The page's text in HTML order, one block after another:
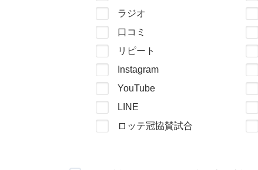
ラジオ
口コミ
リピート
Instagram
YouTube
LINE
ロッテ冠協賛試合